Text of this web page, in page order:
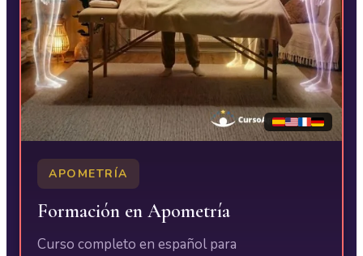
APOMETRÍA
Formación en Apometría
Curso completo en español para